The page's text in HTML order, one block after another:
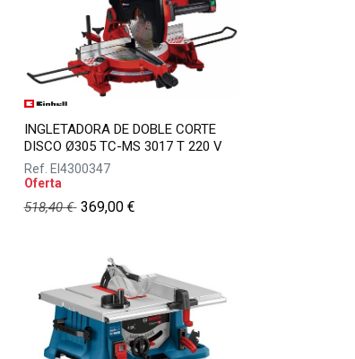
INGLETADORA DE DOBLE CORTE
DISCO Ø305 TC-MS 3017 T 220 V
Ref. EI4300347
Oferta
518,40€ 369,00€